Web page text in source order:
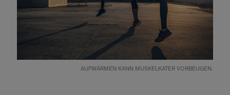
AUFWÄRMEN KANN MUSKELKATER VORBEUGEN.